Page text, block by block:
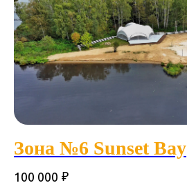
Зона №6 Sunset Bay
100 000 ₽